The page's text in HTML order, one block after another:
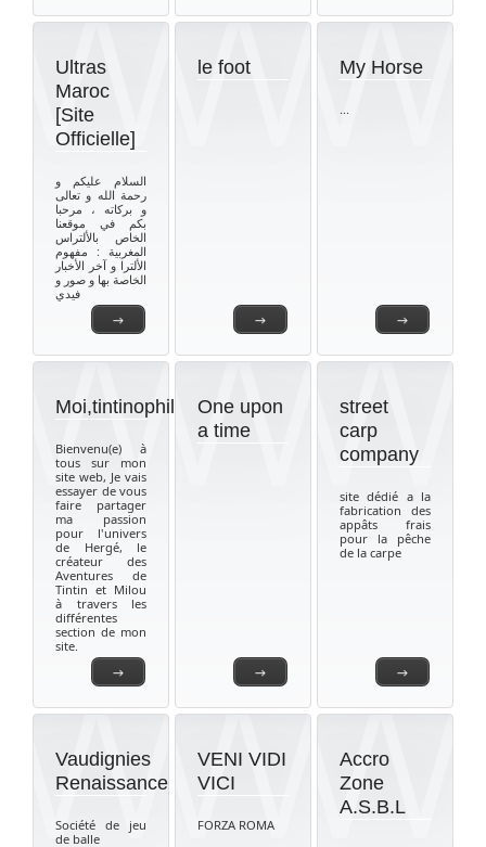
→
Ultras
Maroc
[Site
Officielle]
السلام عليكم و
رحمة الله و تعالى
و بركاته ، مرحبا
بكم في موقعنا
الخاص بالألتراس
المغربية : مفهوم
الألترا و آخر الأخبار
الخاصة بها و صور و
فيدي
→
le foot
→
My Horse
...
→
Moi,tintinophile
Bienvenu(e) à
tous sur mon
site web, Je vais
essayer de vous
faire partager
ma passion
pour l'univers
de Hergé, le
créateur des
Aventures de
Tintin et Milou
à travers les
différentes
section de mon
site.
→
One upon
a time
→
street
carp
company
site dédié a la
fabrication des
appâts frais
pour la pêche
de la carpe
Vaudignies
Renaissance
Société de jeu
de balle
VENI VIDI
VICI
FORZA ROMA
Accro
Zone
A.S.B.L